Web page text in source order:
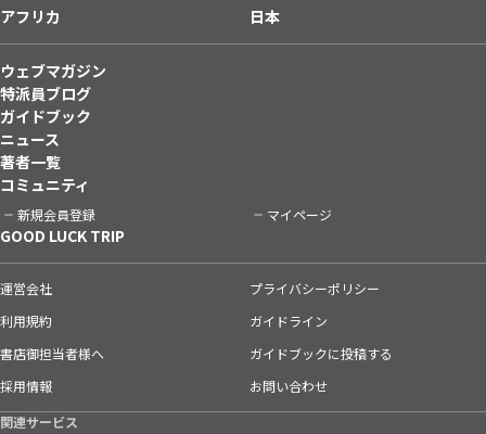
アフリカ
日本
ウェブマガジン
特派員ブログ
ガイドブック
ニュース
著者一覧
コミュニティ
新規会員登録 マイページ
GOOD LUCK TRIP
運営会社
プライバシーポリシー
利用規約
ガイドライン
書店御担当者様へ
ガイドブックに投稿する
採用情報
お問い合わせ
関連サービス